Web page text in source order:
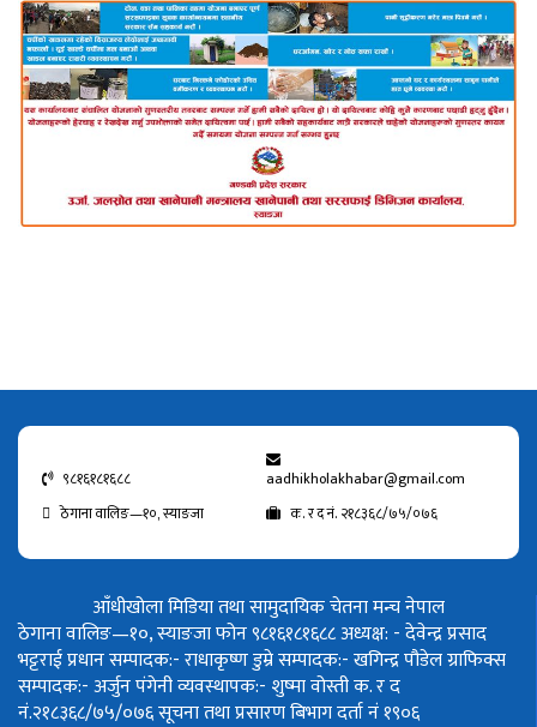
९८१६१८१६८८
aadhikholakhabar@gmail.com
ठेगाना वालिङ—१०, स्याङजा
क. र द नं. २१८३६८/७५/०७६
आँधीखोला मिडिया तथा सामुदायिक चेतना मन्च नेपाल
ठेगाना वालिङ—१०, स्याङजा फोन ९८१६१८१६८८अध्यक्ष: - देवेन्द्र प्रसाद
भट्टराईप्रधान सम्पादक:- राधाकृष्ण डुम्रेसम्पादक:- खगिन्द्र पौडेलग्राफिक्स
सम्पादक:- अर्जुन पंगेनीव्यवस्थापक:- शुष्मा वोस्तीक. र द
नं.२१८३६८/७५/०७६सूचना तथा प्रसारण बिभाग दर्ता नं १९०६